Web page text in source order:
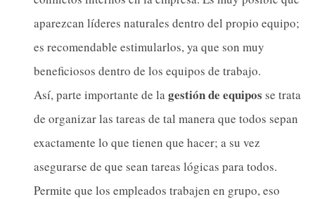
aparezcan líderes naturales dentro del propio equipo;
es recomendable estimularlos, ya que son muy
beneficiosos dentro de los equipos de trabajo.
Así, parte importante de lagestión de equipos se trata
de organizar las tareas de tal manera que todos sepan
exactamente lo que tienen que hacer; a su vez
asegurarse de que sean tareas lógicas para todos.
Permite que los empleados trabajen en grupo, eso